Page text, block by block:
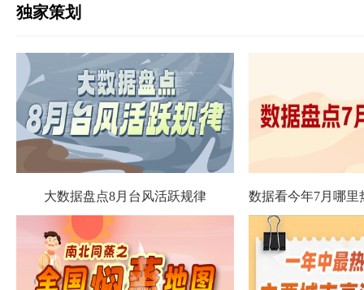
独家策划
大数据盘点8月台风活跃规律